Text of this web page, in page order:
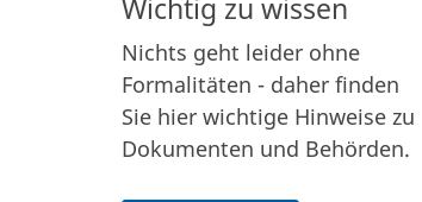
Wichtig zu wissen
Nichts geht leider ohne
Formalitäten - daher finden
Sie hier wichtige Hinweise zu
Dokumenten und Behörden.